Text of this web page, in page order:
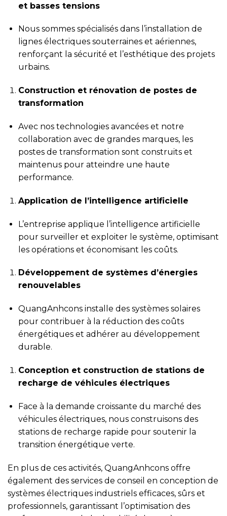
et basses tensions
Nous sommes spécialisés dans l’installation de
lignes électriques souterraines et aériennes,
renforçant la sécurité et l’esthétique des projets
urbains.
Construction et rénovation de postes de
transformation
Avec nos technologies avancées et notre
collaboration avec de grandes marques, les
postes de transformation sont construits et
maintenus pour atteindre une haute
performance.
Application de l’intelligence artificielle
L’entreprise applique l’intelligence artificielle
pour surveiller et exploiter le système, optimisant
les opérations et économisant les coûts.
Développement de systèmes d’énergies
renouvelables
QuangAnhcons installe des systèmes solaires
pour contribuer à la réduction des coûts
énergétiques et adhérer au développement
durable.
Conception et construction de stations de
recharge de véhicules électriques
Face à la demande croissante du marché des
véhicules électriques, nous construisons des
stations de recharge rapide pour soutenir la
transition énergétique verte.
En plus de ces activités, QuangAnhcons offre
également des services de conseil en conception de
systèmes électriques industriels efficaces, sûrs et
professionnels, garantissant l’optimisation des